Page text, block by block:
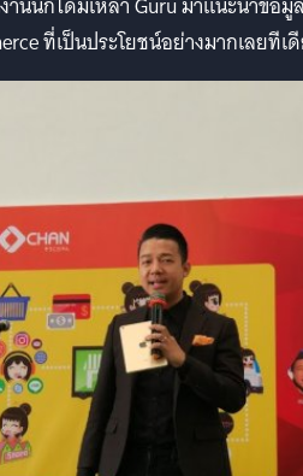
ที่เป็นประโยชน์อย่างมากเลยทีเ